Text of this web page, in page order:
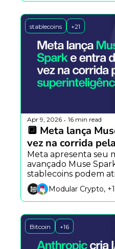
stablecoins +21
Apr 9, 2026 • 16 min read
🔲 Meta lança
vez na corrida
Meta apresenta seu
avançado Muse
stablecoins podem
quadrilhão em
revela rede ligada à
gerando milhões.
Modular Crypto, +1
Bitcoin +16